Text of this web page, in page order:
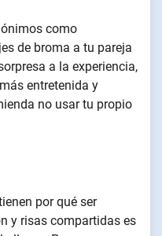
como
de broma a tu pareja
a la experiencia,
entretenida y
no usar tu propio
por qué ser
y risas compartidas es